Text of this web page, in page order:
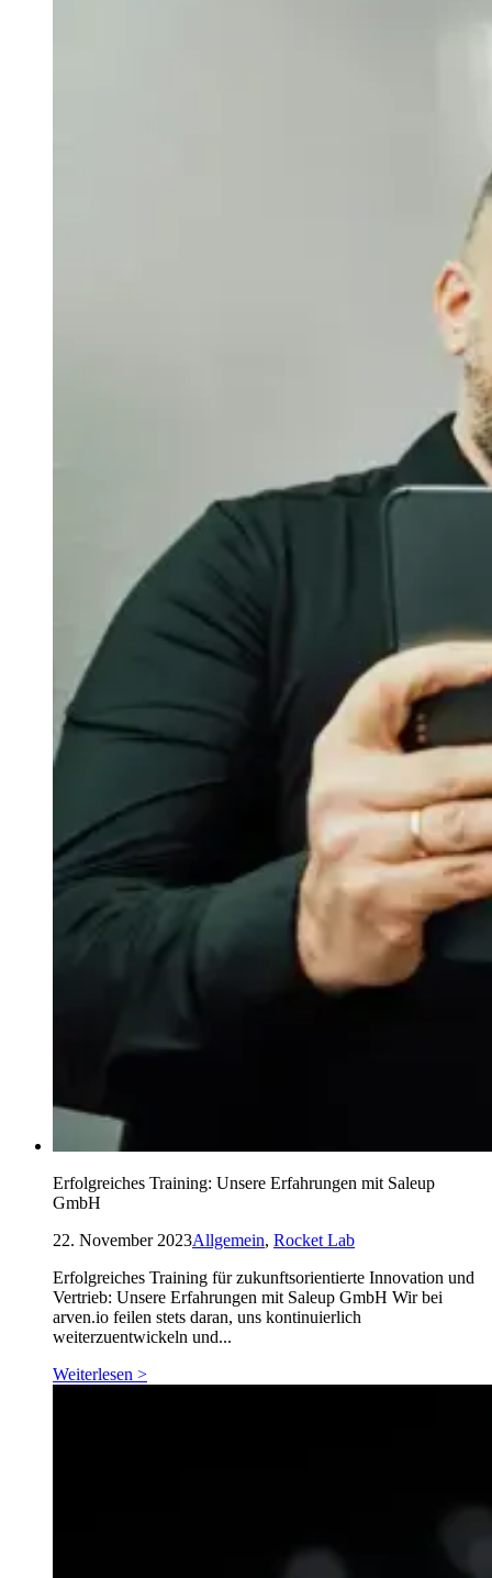
Erfolgreiches Training: Unsere Erfahrungen mit Saleup
GmbH
22. November 2023Allgemein, Rocket Lab
Erfolgreiches Training für zukunftsorientierte Innovation und
Vertrieb: Unsere Erfahrungen mit Saleup GmbH Wir bei
arven.io feilen stets daran, uns kontinuierlich
weiterzuentwickeln und...
Weiterlesen >